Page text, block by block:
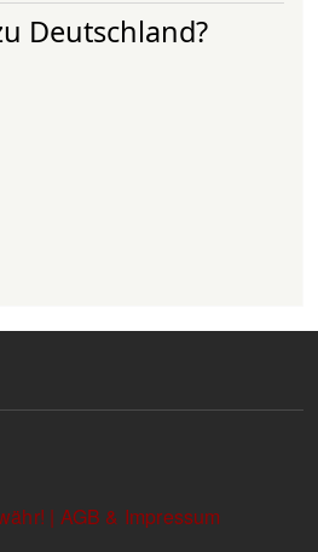
Deutschland?
| AGB & Impressum